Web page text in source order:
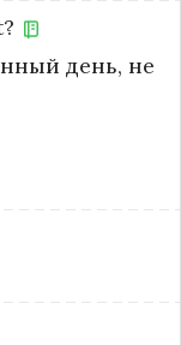
день, не